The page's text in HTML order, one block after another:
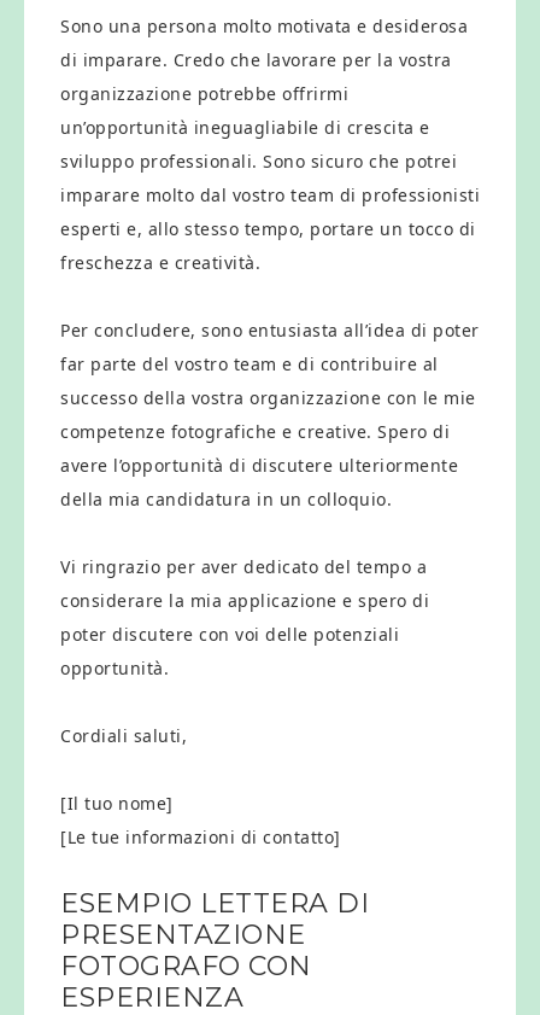
Sono una persona molto motivata e desiderosa
di imparare. Credo che lavorare per la vostra
organizzazione potrebbe offrirmi
un’opportunità ineguagliabile di crescita e
sviluppo professionali. Sono sicuro che potrei
imparare molto dal vostro team di professionisti
esperti e, allo stesso tempo, portare un tocco di
freschezza e creatività.
Per concludere, sono entusiasta all’idea di poter
far parte del vostro team e di contribuire al
successo della vostra organizzazione con le mie
competenze fotografiche e creative. Spero di
avere l’opportunità di discutere ulteriormente
della mia candidatura in un colloquio.
Vi ringrazio per aver dedicato del tempo a
considerare la mia applicazione e spero di
poter discutere con voi delle potenziali
opportunità.
Cordiali saluti,
[Il tuo nome]
[Le tue informazioni di contatto]
ESEMPIO LETTERA DI
PRESENTAZIONE
FOTOGRAFO CON
ESPERIENZA